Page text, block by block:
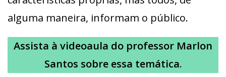
alguma maneira, informam o público.
Assista à videoaula do professor Marlon
Santos sobre essa temática.